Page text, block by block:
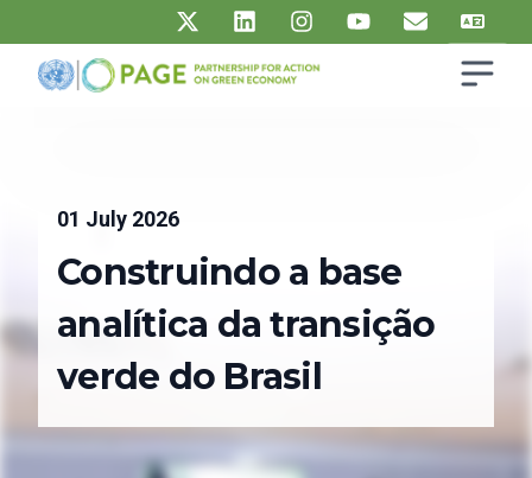
UN PAGE - Partnership for Action on Green Economy Open
01 July 2026
Construindo a base
analítica da transição
verde do Brasil